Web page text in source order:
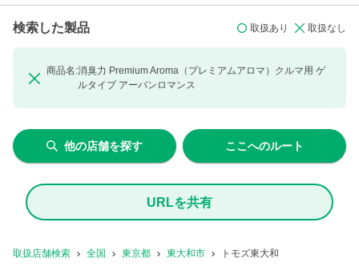
取扱店舗検索 全国 東京都 東大和市 トモズ東大和
検索した製品 取扱あり 取扱なし
商品名:消臭力 Premium Aroma（プレミアムアロマ）クルマ用 ゲ
ルタイプ アーバンロマンス
他の店舗を探す ここへのルート
URLを共有